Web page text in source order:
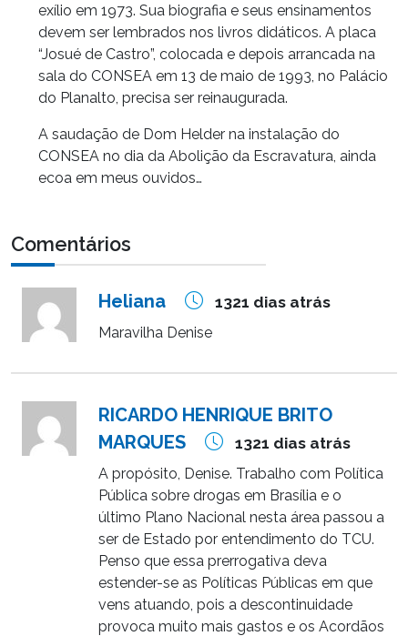
exílio em 1973. Sua biografia e seus ensinamentos
devem ser lembrados nos livros didáticos. A placa
“Josué de Castro”, colocada e depois arrancada na
sala do CONSEA em 13 de maio de 1993, no Palácio
do Planalto, precisa ser reinaugurada.
A saudação de Dom Helder na instalação do
CONSEA no dia da Abolição da Escravatura, ainda
ecoa em meus ouvidos…
Comentários
Heliana 1321 dias atrás
Maravilha Denise
RICARDO HENRIQUE BRITO
MARQUES
1321 dias atrás
A propósito, Denise. Trabalho com Política
Pública sobre drogas em Brasília e o
último Plano Nacional nesta área passou a
ser de Estado por entendimento do TCU.
Penso que essa prerrogativa deva
estender-se as Políticas Públicas em que
vens atuando, pois a descontinuidade
provoca muito mais gastos e os Acordãos